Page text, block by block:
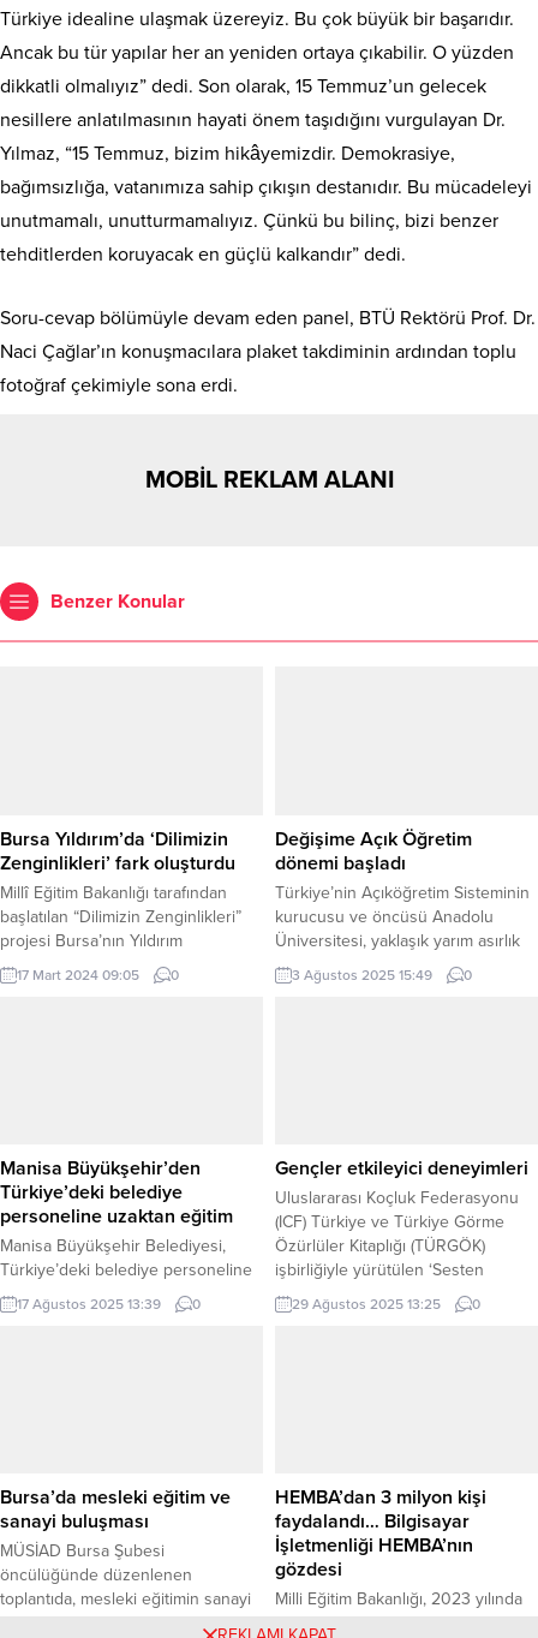
Türkiye idealine ulaşmak üzereyiz. Bu çok büyük bir başarıdır.
Ancak bu tür yapılar her an yeniden ortaya çıkabilir. O yüzden
dikkatli olmalıyız” dedi. Son olarak, 15 Temmuz’un gelecek
nesillere anlatılmasının hayati önem taşıdığını vurgulayan Dr.
Yılmaz, “15 Temmuz, bizim hikâyemizdir. Demokrasiye,
bağımsızlığa, vatanımıza sahip çıkışın destanıdır. Bu mücadeleyi
unutmamalı, unutturmamalıyız. Çünkü bu bilinç, bizi benzer
tehditlerden koruyacak en güçlü kalkandır” dedi.
Soru-cevap bölümüyle devam eden panel, BTÜ Rektörü Prof. Dr.
Naci Çağlar’ın konuşmacılara plaket takdiminin ardından toplu
fotoğraf çekimiyle sona erdi.
MOBİL REKLAM ALANI
Benzer Konular
Bursa Yıldırım’da ‘Dilimizin
Zenginlikleri’ fark oluşturdu
Millî Eğitim Bakanlığı tarafından
başlatılan “Dilimizin Zenginlikleri”
projesi Bursa’nın Yıldırım
ilçesindeki okullarda uygulanmaya
devam ediyor. BURSA (İGFA) – Milli
“Dilimizin Zenginlikleri Projesi”
Bursa Yıldırım İlçe Milli...
17 Mart 2024 09:05 0
Değişime Açık Öğretim
dönemi başladı
Türkiye’nin Açıköğretim Sisteminin
kurucusu ve öncüsü Anadolu
Üniversitesi, yaklaşık yarım asırlık
deneyimiyle açık ve uzaktan
öğrenimde yeni bir döneme adım
Sistemlerinden biri olan...
3 Ağustos 2025 15:49 0
Manisa Büyükşehir’den
Türkiye’deki belediye
personeline uzaktan eğitim
Manisa Büyükşehir Belediyesi,
Türkiye’deki belediye personeline
yönelik “Resmi Yazışma Kuralları,
Belge Yönetimi ve Arşivleme”
Belediyesi Yazı İşleri ve Kararlar
Dairesi Başkanlığı, belediye
personeline yönelik kapsamlı bir
uzaktan...
17 Ağustos 2025 13:39 0
Gençler etkileyici deneyimleri
Uluslararası Koçluk Federasyonu
(ICF) Türkiye ve Türkiye Görme
Özürlüler Kitaplığı (TÜRGÖK)
işbirliğiyle yürütülen ‘Sesten
Gönüle’ projesi, görme engelli
gençlerin kişisel ve akademik
koçlar, gençlerin kendi seslerini
bulmalarında,...
29 Ağustos 2025 13:25 0
Bursa’da mesleki eğitim ve
sanayi buluşması
MÜSİAD Bursa Şubesi
öncülüğünde düzenlenen
toplantıda, mesleki eğitimin sanayi
HEMBA’dan 3 milyon kişi
faydalandı… Bilgisayar
İşletmenliği HEMBA’nın
gözdesi
Milli Eğitim Bakanlığı, 2023 yılında
30 Haziran 2025 18:19